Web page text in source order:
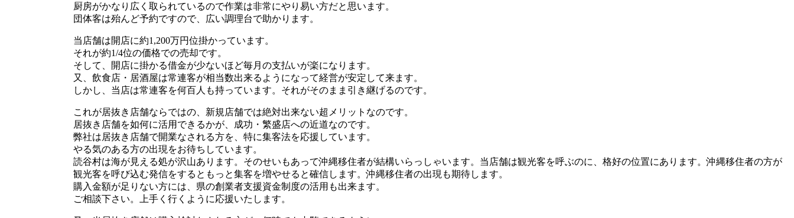
厨房がかなり広く取られているので作業は非常にやり易い方だと思います。
団体客は殆んど予約ですので、広い調理台で助かります。
当店舗は開店に約1,200万円位掛かっています。
それが約1/4位の価格での売却です。
そして、開店に掛かる借金が少ないほど毎月の支払いが楽になります。
又、飲食店・居酒屋は常連客が相当数出来るようになって経営が安定して来ます。
しかし、当店は常連客を何百人も持っています。それがそのまま引き継げるのです。
これが居抜き店舗ならではの、新規店舗では絶対出来ない超メリットなのです。
居抜き店舗を如何に活用できるかが、成功・繁盛店への近道なのです。
弊社は居抜き店舗で開業なされる方を、特に集客法を応援しています。
やる気のある方の出現をお待ちしています。
読谷村は海が見える処が沢山あります。そのせいもあって沖縄移住者が結構いらっしゃいます。当店舗は観光客を呼ぶのに、格好の位置にあります。沖縄移住者の方が
観光客を呼び込む発信をするともっと集客を増やせると確信します。沖縄移住者の出現も期待します。
購入金額が足りない方には、県の創業者支援資金制度の活用も出来ます。
ご相談下さい。上手く行くように応援いたします。